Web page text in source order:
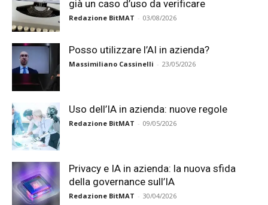
già un caso d’uso da verificare
Redazione BitMAT - 03/08/2026
Posso utilizzare l’AI in azienda?
Massimiliano Cassinelli - 23/05/2026
Uso dell’IA in azienda: nuove regole
Redazione BitMAT - 09/05/2026
Privacy e IA in azienda: la nuova sfida
della governance sull’IA
Redazione BitMAT - 30/04/2026